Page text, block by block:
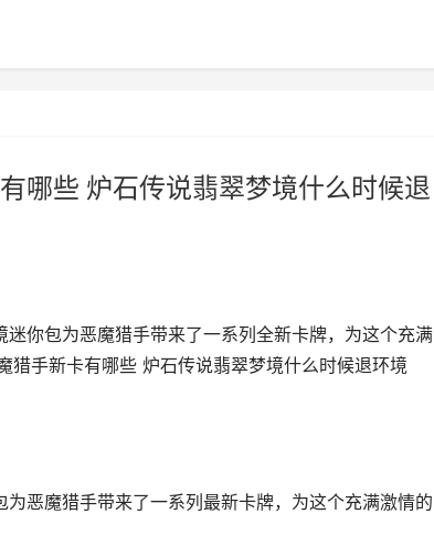
哪些 炉石传说翡翠梦境什么时候退
你包为恶魔猎手带来了一系列全新卡牌，为这个充满
猎手新卡有哪些 炉石传说翡翠梦境什么时候退环境
恶魔猎手带来了一系列最新卡牌，为这个充满激情的